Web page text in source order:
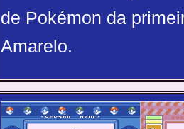
de Pokémon da
Amarelo.